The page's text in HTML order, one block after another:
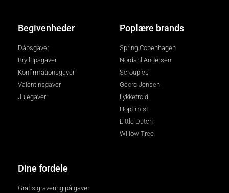
Begivenheder
Dåbsgaver
Bryllupsgaver
Konfirmationsgaver
Valentinsgaver
Julegaver
Poplære brands
Spring Copenhagen
Nordahl Andersen
Scrouples
Georg Jensen
Lykketrold
Hoptimist
Little Dutch
Willow Tree
Dine fordele
Gratis gravering på gaver